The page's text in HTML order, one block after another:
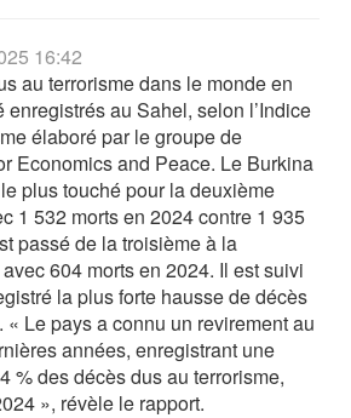
16:42
au terrorisme dans le monde en
enregistrés au Sahel, selon l’Indice
élaboré par le groupe de
Economics and Peace. Le Burkina
plus touché pour la deuxième
1 532 morts en 2024 contre 1 935
passé de la troisième à la
604 morts en 2024. Il est suivi
la plus forte hausse de décès
Le pays a connu un revirement au
années, enregistrant une
% des décès dus au terrorisme,
», révèle le rapport.